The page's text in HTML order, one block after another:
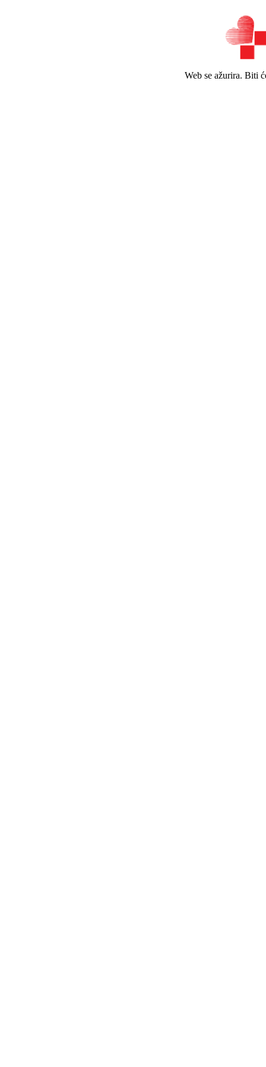
Web se ažurira. Biti